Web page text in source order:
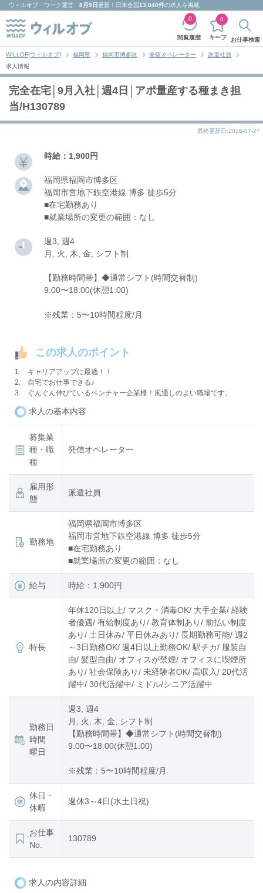
ウィルオブ・ワーク運営 8月9日更新！日本全国13,040件の求人を掲載
閲覧履歴
0
キープ
0
お仕事検索
WILLOF(ウィルオブ) 福岡県 福岡市博多区 発信オペレーター
派遣社員
求人情報
完全在宅│9月入社│週4日│アポ量産する種まき担
当/H130789
最終更新日:2026-07-27
時給：1,900円
福岡県福岡市博多区
福岡市営地下鉄空港線 博多 徒歩5分
■在宅勤務あり
■就業場所の変更の範囲：なし
週3, 週4
月, 火, 木, 金, シフト制
【勤務時間帯】◆通常シフト(時間交替制)
9:00〜18:00(休憩1:00)
※残業：5〜10時間程度/月
この求人のポイント
1. キャリアアップに最適！！
2. 自宅でお仕事できる♪
3. ぐんぐん伸びているベンチャー企業様！風通しのよい職場です。
求人の基本内容
募集業
種・職
種
発信オペレーター
雇用形
態
派遣社員
勤務地
福岡県福岡市博多区
福岡市営地下鉄空港線 博多 徒歩5分
■在宅勤務あり
■就業場所の変更の範囲：なし
給与 時給：1,900円
特長
年休120日以上/ マスク・消毒OK/ 大手企業/ 経験
者優遇/ 有給制度あり/ 教育体制あり/ 前払い制度
あり/ 土日休み/ 平日休みあり/ 長期勤務可能/ 週2
～3日勤務OK/ 週4日以上勤務OK/ 駅チカ/ 服装自
由/ 髪型自由/ オフィスが禁煙/ オフィスに喫煙所
あり/ 社会保険あり/ 未経験者OK/ 高収入/ 20代活
躍中/ 30代活躍中/ ミドル/シニア活躍中
勤務日
時間
曜日
週3, 週4
月, 火, 木, 金, シフト制
【勤務時間帯】◆通常シフト(時間交替制)
9:00〜18:00(休憩1:00)
※残業：5〜10時間程度/月
休日・
休暇
週休3～4日(水土日祝)
お仕事
No.
130789
求人の内容詳細